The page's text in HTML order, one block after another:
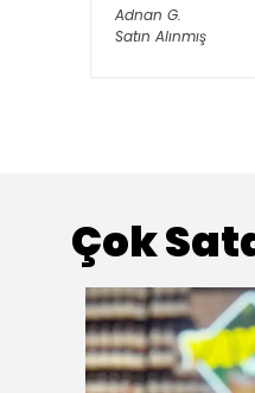
Adnan G.
Satın Alınmış
Çok